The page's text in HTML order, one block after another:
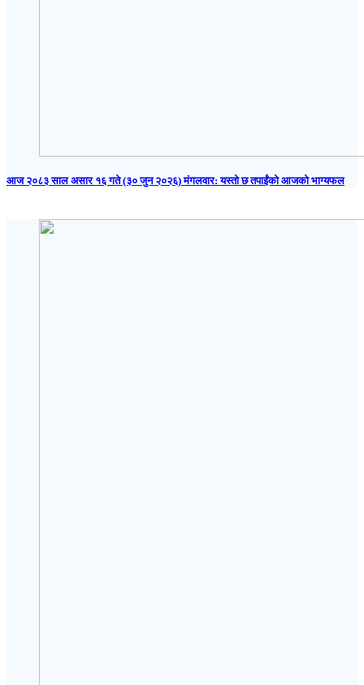
आज २०८३ साल असार १६ गते (३० जुन २०२६) मंगलवार: यस्तो छ तपाईंको आजको भाग्यफल